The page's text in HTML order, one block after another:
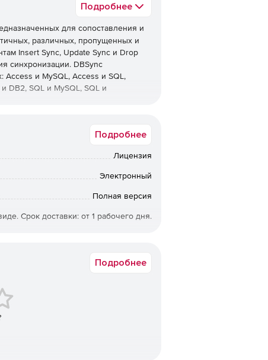
Подробнее
для сопоставления и
различных, пропущенных и
Insert Sync, Update Sync и Drop
синхронизации. DBSync
Access и MySQL, Access и SQL,
DB2, SQL и MySQL, SQL и
пользователи могут добавлять
базы данных в целевую в случае,
сходств и различий между
Подробнее
Лицензия
Электронный
Полная версия
Срок доставки: от 1 рабочего дня.
Подробнее